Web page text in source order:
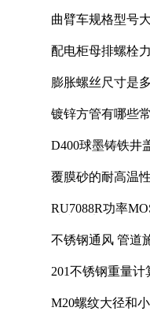
曲臂车规格型号
配电柜母排螺栓
膨胀螺丝尺寸是
镀锌方管有哪些
D400球墨铸铁井
覆膜砂的耐高温
RU7088R功率
不锈钢通风 管道
201不锈钢重量计
M20螺纹大径和